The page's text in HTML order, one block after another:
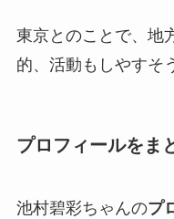
東京とのことで、地
的、活動もしやすそ
プロフィールをま
池村碧彩ちゃんのプ